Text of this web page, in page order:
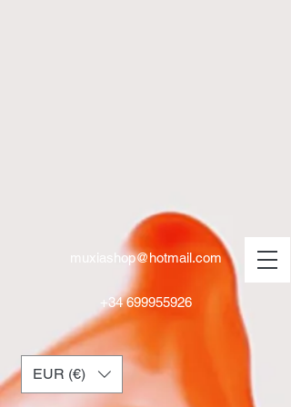
+34 699955926
EUR (€)
muxiashop@hotmail.com